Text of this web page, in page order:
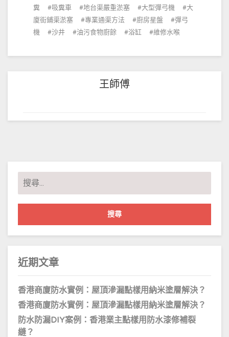
糞
吸糞車 地台渠嚴重淤塞 大型彈弓機
大
廈街鋪渠淤塞
專業通渠方法 廚房星盤
彈弓
機
沙井 油污食物廚餘 浴缸 維修水喉
王師傅
搜
尋
關
字:
近期文章
香港商廈防水實例：屋頂滲漏點樣用納米塗層解決？
香港商廈防水實例：屋頂滲漏點樣用納米塗層解決？
防水防漏DIY案例：香港業主點樣用防水漆修補裂
縫？